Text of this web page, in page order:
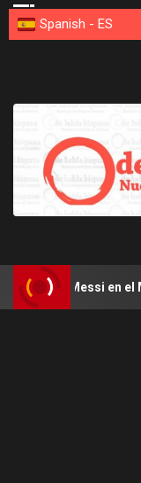
en el Mundial de
Spanish - ES